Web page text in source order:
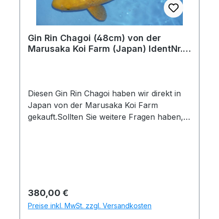
starke Unterschiede von Foto zur aktuellen
Entwicklung festgestellt werden, senden wir
Ihnen selbstverständlich vor dem
Zustandekommen des Kaufvertrages
keiner Garantie.
Gin Rin Chagoi (48cm) von der
Marusaka Koi Farm (Japan) IdentNr.:
Diesen Gin Rin Chagoi haben wir direkt in
Japan von der Marusaka Koi Farm
gekauft.Sollten Sie weitere Fragen haben,
hat mehr als 3 Monate Quarantänezeit
hinter sich. Nach einer kurzen Inspektion
könnte er sofort mitgenommen
Regulärer Preis:
380,00 €
Preise inkl. MwSt. zzgl. Versandkosten